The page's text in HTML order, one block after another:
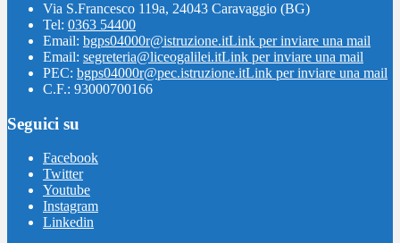
Via S.Francesco 119a, 24043 Caravaggio (BG)
Tel: 0363 54400
Email: bgps04000r@istruzione.itLink per inviare una mail
Email: segreteria@liceogalilei.itLink per inviare una mail
PEC: bgps04000r@pec.istruzione.itLink per inviare una mail
C.F.: 93000700166
Seguici su
Facebook
Twitter
Youtube
Instagram
Linkedin